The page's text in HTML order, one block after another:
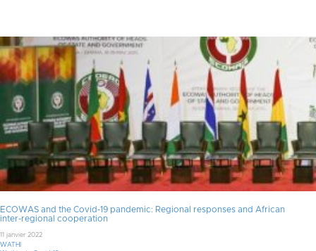
ECOWAS and the Covid-19 pandemic: Regional responses and African
inter-regional cooperation
11 janvier 2022
WATHI